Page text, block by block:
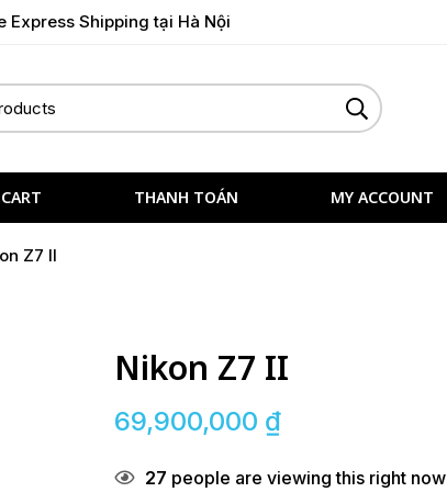
Express Shipping tại Hà Nội
CART THANH TOÁN MY ACCOUNT
Z7 II
Nikon Z7 II
69,900,000 ₫
27 people are viewing this right now